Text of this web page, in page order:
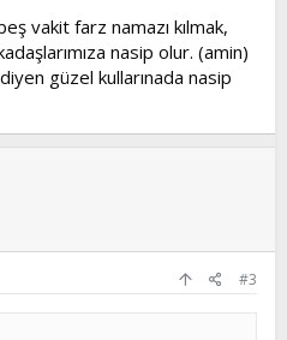
vakit farz namazı kılmak,
nasip olur. (amin)
güzel kullarınada nasip
#3